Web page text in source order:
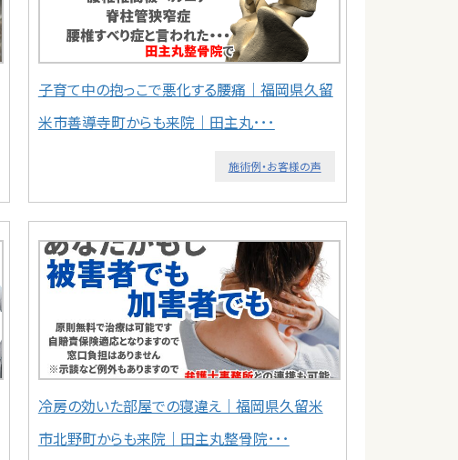
子育て中の抱っこで悪化する腰痛｜福岡県久留
米市善導寺町からも来院｜田主丸･･･
施術例・お客様の声
冷房の効いた部屋での寝違え｜福岡県久留米
市北野町からも来院｜田主丸整骨院･･･